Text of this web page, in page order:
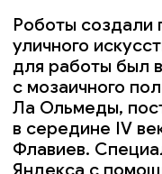
и программное
разработано
STENOGRAFFIA.
Анна Клец, координатор
«Художник, который в 4
эры создавал эту
не мог даже помыслить,
17 веков его работу
совершенно другого
созданный роботами —